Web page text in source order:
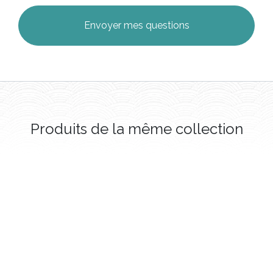
Produits de la même collection